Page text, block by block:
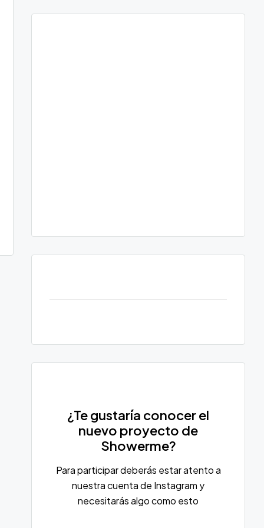
¿Te gustaría conocer el
nuevo proyecto de
Showerme?
Para participar deberás estar atento a
nuestra cuenta de Instagram y
necesitarás algo como esto